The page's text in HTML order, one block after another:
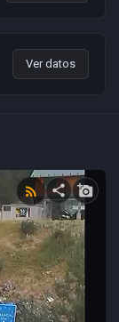
Ver datos
rss_feed share add_a_photo